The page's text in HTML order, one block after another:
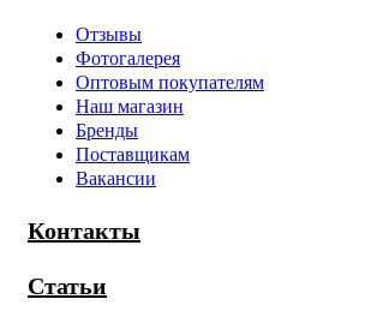
Отзывы
Фотогалерея
Оптовым покупателям
Наш магазин
Бренды
Поставщикам
Вакансии
Контакты
Статьи